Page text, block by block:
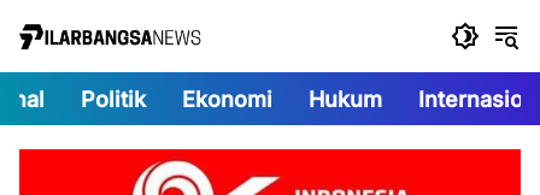
Politik Ekonomi Hukum